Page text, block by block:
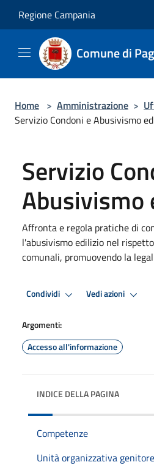
Regione Campania
Comune di
Home > Amministrazione >
Servizio Condoni e Abusivismo
Servizio
Abusivismo
Affronta e regola pratiche di
l'abusivismo edilizio nel
comunali, promuovendo la
Condividi Vedi azioni
Argomenti:
Accesso all'informazione
INDICE DELLA PAGINA
Competenze
Unità organizzativa genitore